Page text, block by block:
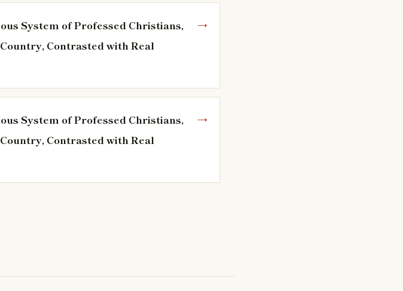
System of Professed Christians,
Contrasted with Real
System of Professed Christians,
Contrasted with Real